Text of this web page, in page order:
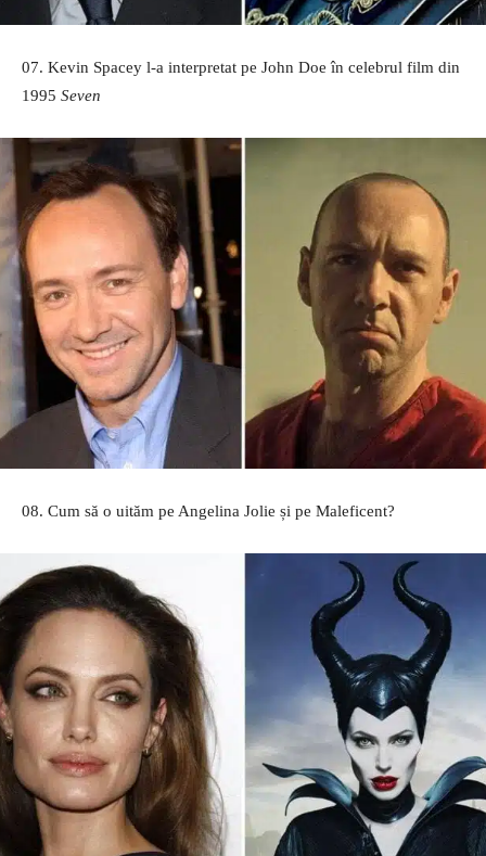
07. Kevin Spacey l-a interpretat pe John Doe în celebrul film din
1995 Seven
08. Cum să o uităm pe Angelina Jolie și pe Maleficent?